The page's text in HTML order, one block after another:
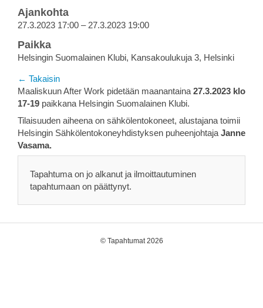
Ajankohta
27.3.2023 17:00 – 27.3.2023 19:00
Paikka
Helsingin Suomalainen Klubi, Kansakoulukuja 3, Helsinki
← Takaisin
Maaliskuun After Work pidetään maanantaina 27.3.2023 klo
17-19 paikkana Helsingin Suomalainen Klubi.
Tilaisuuden aiheena on sähkölentokoneet, alustajana toimii
Helsingin Sähkölentokoneyhdistyksen puheenjohtaja Janne
Vasama.
Tapahtuma on jo alkanut ja ilmoittautuminen
tapahtumaan on päättynyt.
©Tapahtumat 2026